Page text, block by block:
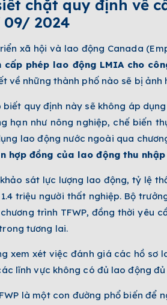
chặt quy định về
2024
xã hội và lao động Canada
cấp phép lao động LMIA cho
về những thành phố nào sẽ bị ảnh
biết quy định này sẽ không áp
hạn như nông nghiệp, chế biến
lao động nước ngoài qua
hợp đồng của lao động thu
sát lực lượng lao động, tỷ lệ
triệu người thất nghiệp. Bộ
trình TFWP, đồng thời yêu
tương lai.
xem xét việc đánh giá các hồ
lĩnh vực không có đủ lao động
là một con đường phổ biến